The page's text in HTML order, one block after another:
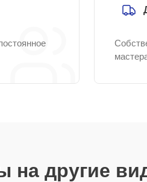
на другие